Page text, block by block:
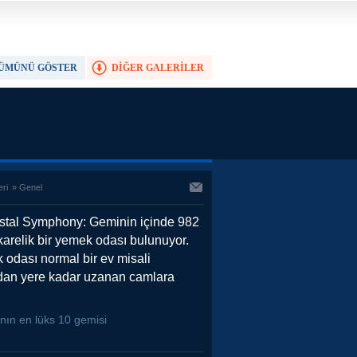
DİĞER GALERİLER
GÖSTER
» Genel
Symphony: Geminin içinde 982
bir yemek odası bulunuyor.
odası normal bir ev misali
yere kadar uzanan camlara
en lüks 10 gemisi